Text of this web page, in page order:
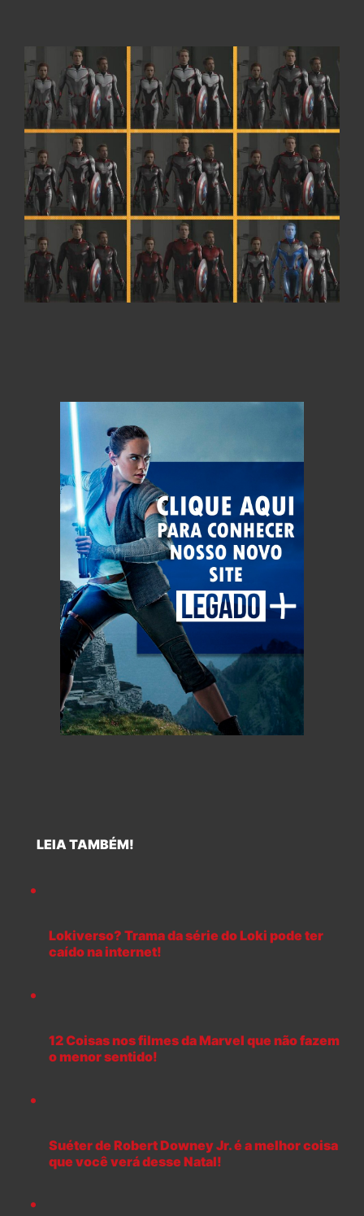
LEIA TAMBÉM!
Lokiverso? Trama da série do Loki pode ter
caído na internet!
12 Coisas nos filmes da Marvel que não fazem
o menor sentido!
Suéter de Robert Downey Jr. é a melhor coisa
que você verá desse Natal!